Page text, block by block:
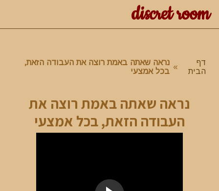
discret room
דף
הבית
» נראה שאתה באמת רוצה את העבודה הזאת,
בכל אמצעי
נראה שאתה באמת רוצה את
העבודה הזאת, בכל אמצעי